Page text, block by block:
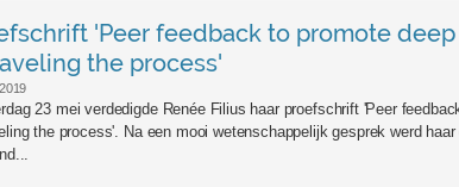
'Peer feedback to promote
the process'
23 mei verdedigde Renée Filius haar proefschrift 'Peer
the process'. Na een mooi wetenschappelijk gesprek werd